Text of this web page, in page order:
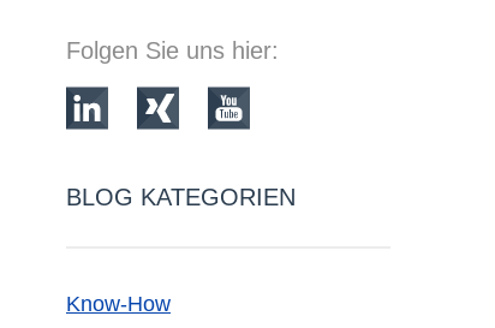
Folgen Sie uns hier:
BLOG KATEGORIEN
Know-How